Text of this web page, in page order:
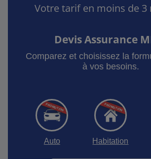
Votre tarif en moins de 3
Devis Assurance
Comparez et choisissez la
à vos besoins.
Auto Habitation